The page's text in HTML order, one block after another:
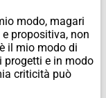
modo, magari
propositiva, non
il mio modo di
progetti e in modo
criticità può